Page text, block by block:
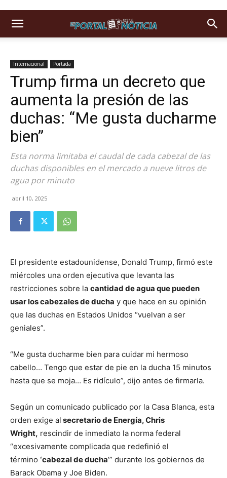
Internacional Portada
Trump firma un decreto que
aumenta la presión de las
duchas: “Me gusta ducharme
bien”
Esta norma limitaba el caudal de cada cabezal de las
duchas disponibles en el mercado a nueve litros de
agua por minuto
abril 10, 2025
El presidente estadounidense, Donald Trump, firmó este
miércoles una orden ejecutiva que levanta las
restricciones sobre la cantidad de agua que pueden
usar los cabezales de ducha y que hace en su opinión
que las duchas en Estados Unidos “vuelvan a ser
geniales”.
“Me gusta ducharme bien para cuidar mi hermoso
cabello… Tengo que estar de pie en la ducha 15 minutos
hasta que se moja… Es ridículo”, dijo antes de firmarla.
Según un comunicado publicado por la Casa Blanca, esta
orden exige al secretario de Energía, Chris
Wright, rescindir de inmediato la norma federal
“excesivamente complicada que redefinió el
término ‘cabezal de ducha‘” durante los gobiernos de
Barack Obama y Joe Biden.